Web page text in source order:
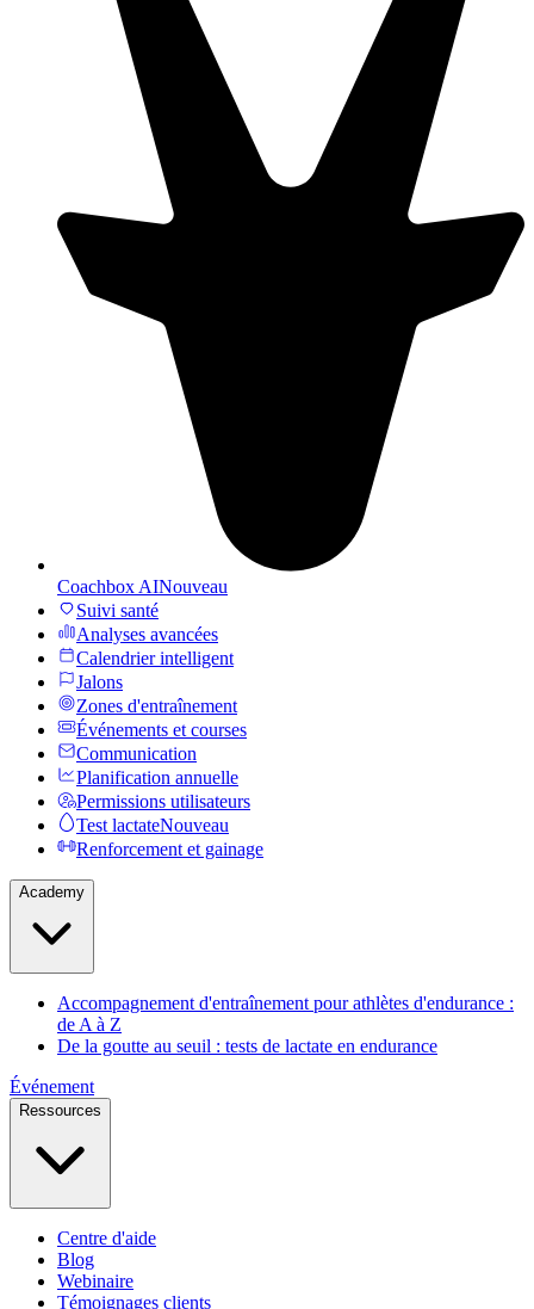
Coachbox AINouveau
Suivi santé
Analyses avancées
Calendrier intelligent
Jalons
Zones d'entraînement
Événements et courses
Communication
Planification annuelle
Permissions utilisateurs
Test lactateNouveau
Renforcement et gainage
Academy
Accompagnement d'entraînement pour athlètes d'endurance :
de A à Z
De la goutte au seuil : tests de lactate en endurance
Événement
Ressources
Centre d'aide
Blog
Webinaire
Témoignages clients